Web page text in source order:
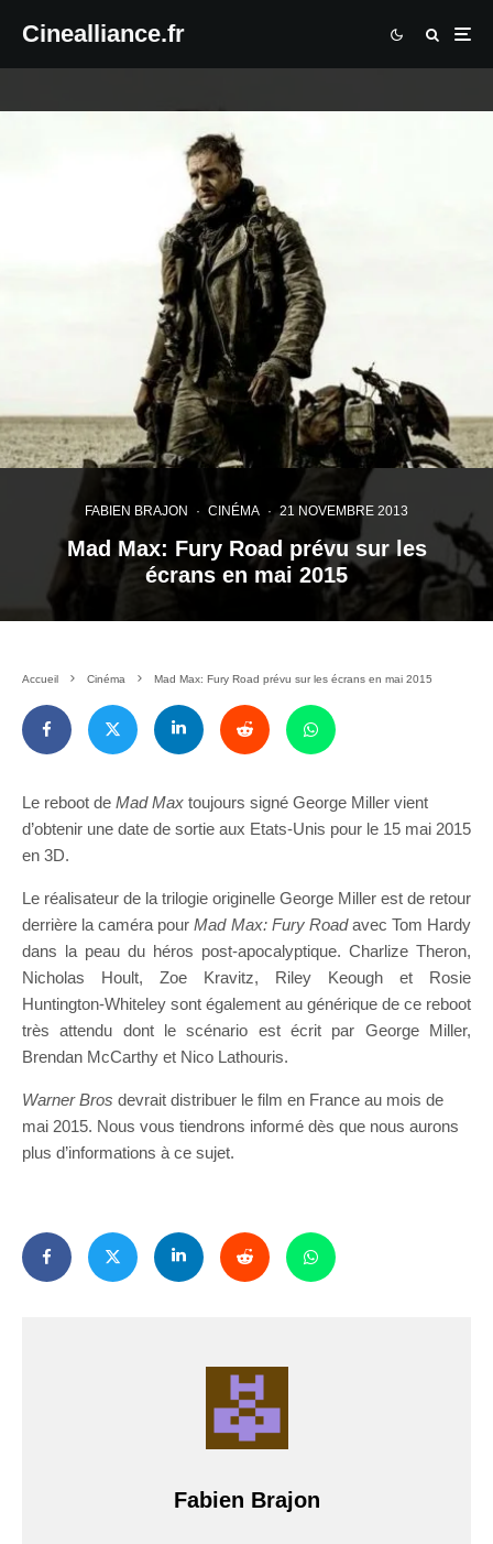
Cinealliance.fr
FABIEN BRAJON · CINÉMA · 21 NOVEMBRE 2013
Mad Max: Fury Road prévu sur les
écrans en mai 2015
Accueil Cinéma Mad Max: Fury Road prévu sur les écrans en mai 2015
Le reboot de Mad Max toujours signé George Miller vient
d’obtenir une date de sortie aux Etats-Unis pour le 15 mai 2015
en 3D.
Le réalisateur de la trilogie originelle George Miller est de retour
derrière la caméra pourMad Max: Fury Roadavec Tom Hardy
dans la peau du héros post-apocalyptique. Charlize Theron,
Nicholas Hoult, Zoe Kravitz, Riley Keough et Rosie
Huntington-Whiteley sont également au générique de ce reboot
très attendu dont le scénario est écrit par George Miller,
Brendan McCarthy et Nico Lathouris.
Warner Bros devrait distribuer le film en France au mois de
mai 2015. Nous vous tiendrons informé dès que nous aurons
plus d’informations à ce sujet.
Fabien Brajon